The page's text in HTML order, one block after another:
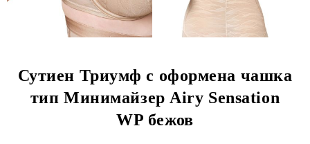
Сутиен Триумф с оформена чашка
тип Минимайзер Airy Sensation
WP бежов